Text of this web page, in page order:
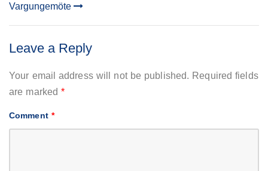
NAVIGATION
Vargungemöte
Leave a Reply
Your email address will not be published. Required fields
are marked*
Comment *